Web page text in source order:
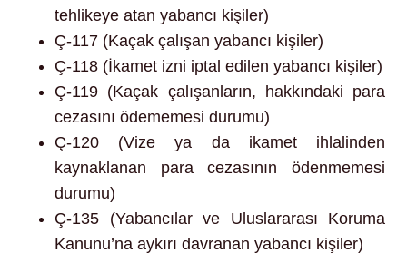
tehlikeye atan yabancı kişiler)
Ç-117 (Kaçak çalışan yabancı kişiler)
Ç-118 (İkamet izni iptal edilen yabancı kişiler)
Ç-119 (Kaçak çalışanların, hakkındaki para
cezasını ödememesi durumu)
Ç-120 (Vize ya da ikamet ihlalinden
kaynaklanan para cezasının ödenmemesi
durumu)
Ç-135 (Yabancılar ve Uluslararası Koruma
Kanunu’na aykırı davranan yabancı kişiler)